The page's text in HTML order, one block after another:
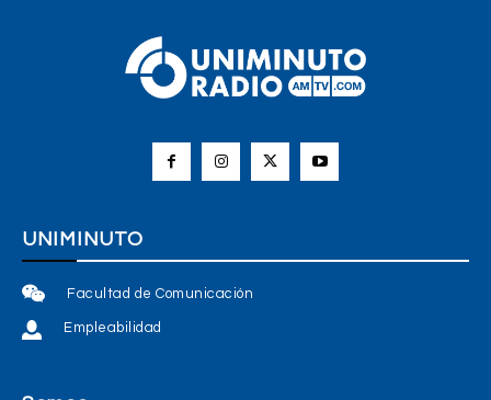
UNIMINUTO
Facultad de Comunicación
Empleabilidad